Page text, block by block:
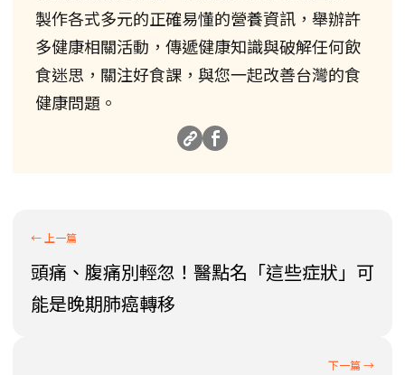
製作各式多元的正確易懂的營養資訊，舉辦許
多健康相關活動，傳遞健康知識與破解任何飲
食迷思，關注好食課，與您一起改善台灣的食
健康問題。
頭痛、腹痛別輕忽！醫點名「這些症狀」可
能是晚期肺癌轉移